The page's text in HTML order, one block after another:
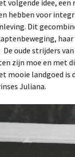
volgende idee,
hebben voor
Dit
oude strijders
zijn moe en met
mooie landgoed is
Juliana.